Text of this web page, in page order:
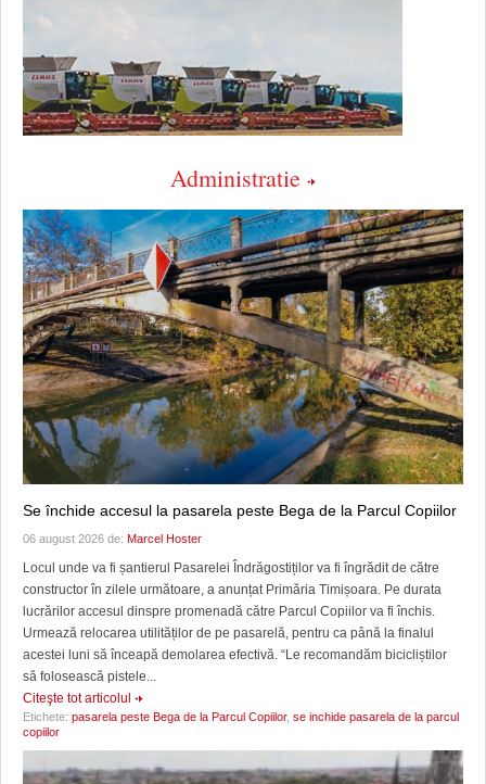
Administratie
Se închide accesul la pasarela peste Bega de la Parcul Copiilor
06 august 2026 de: Marcel Hoster
Locul unde va fi șantierul Pasarelei Îndrăgostiților va fi îngrădit de către
constructor în zilele următoare, a anunțat Primăria Timișoara. Pe durata
lucrărilor accesul dinspre promenadă către Parcul Copiilor va fi închis.
Urmează relocarea utilităților de pe pasarelă, pentru ca până la finalul
acestei luni să înceapă demolarea efectivă. “Le recomandăm bicicliștilor
să folosească pistele...
Citeşte tot articolul
Etichete: pasarela peste Bega de la Parcul Copiilor, se inchide pasarela de la parcul
copiilor